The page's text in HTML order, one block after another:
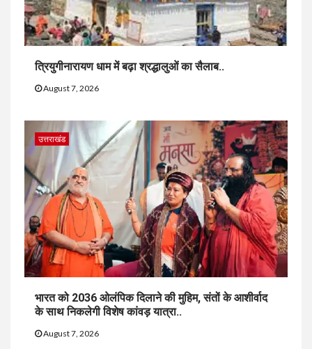
त्रियुगीनारायण धाम में बढ़ा श्रद्धालुओं का सैलाब..
August 7, 2026
उत्तराखंड
भारत को 2036 ओलंपिक दिलाने की मुहिम, संतों के आशीर्वाद
के साथ निकलेगी विशेष कांवड़ यात्रा..
August 7, 2026